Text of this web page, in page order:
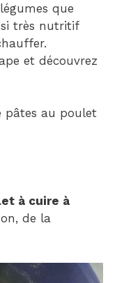
que
très nutritif
et découvrez
pâtes au poulet
à cuire à
de la